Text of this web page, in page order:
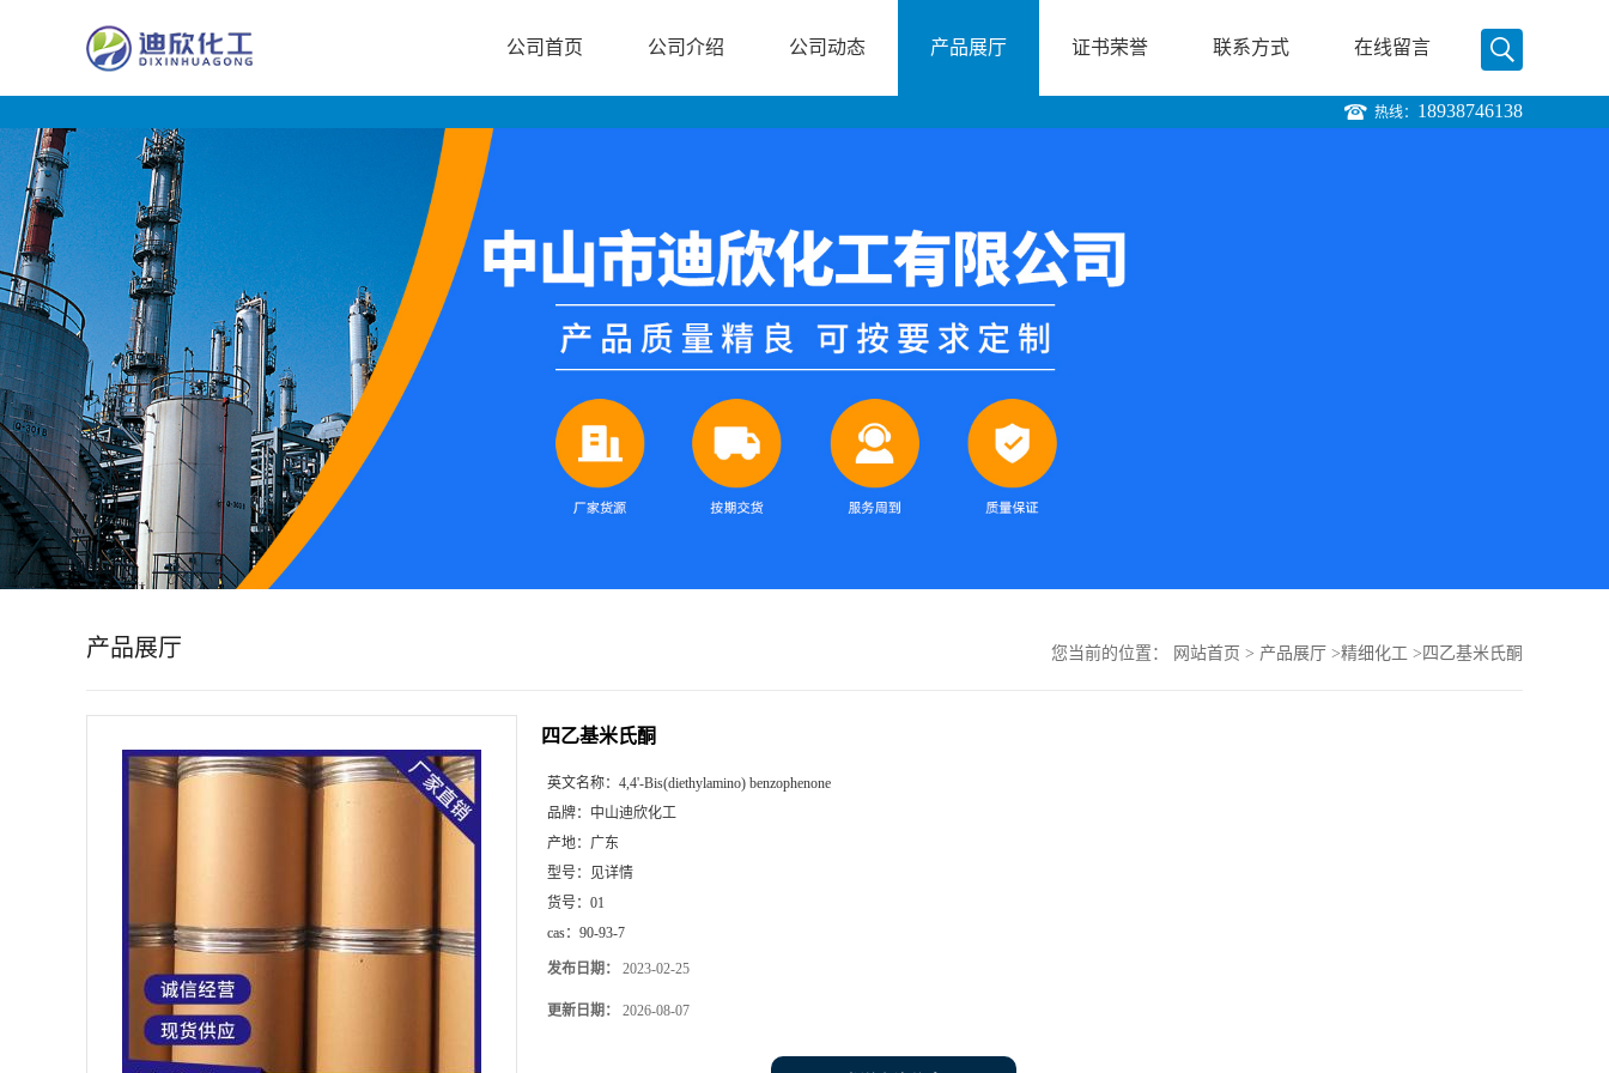
司
首
页
公
司
介
绍
公
公司首页 公司介绍 公司动态 产品展厅 证书荣誉 联系方式 在线留言
热线： 18938746138
产品展厅 您当前的位置： 网站首页 > 产品展厅 >精细化工 > 四乙基米氏酮
四乙基米氏酮
英文名称： 4,4'-Bis(diethylamino) benzophenone
品牌： 中山迪欣化工
产地： 广东
型号：
见详情
货号： 01
cas： 90-93-7
发布日期： 2023-02-25
更新日期： 2026-08-07